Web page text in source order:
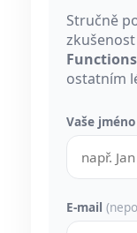
Stručně
Functions
ostatním
Vaše jméno
E-mail